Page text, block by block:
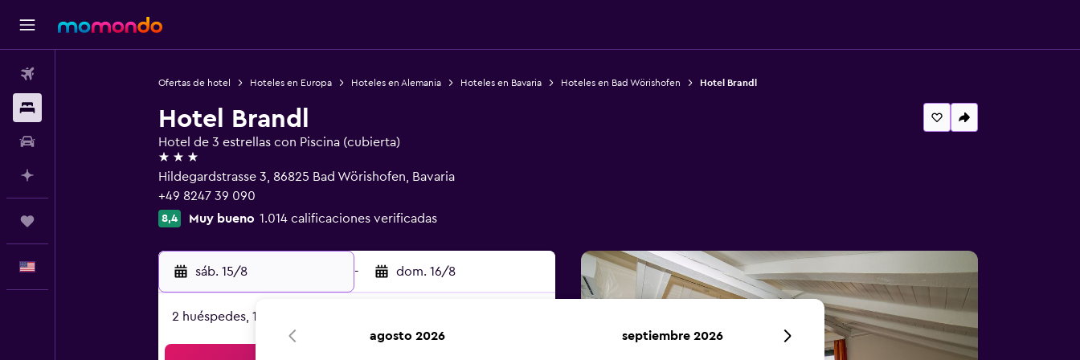
Ofertas de hotel Hoteles en Europa Hoteles en Alemania Hoteles en Bavaria Hoteles en Bad Wörishofen Hotel Brandl
Hotel Brandl
Hotel de 3 estrellas con Piscina (cubierta)
3 estrellas
Hildegardstrasse 3, 86825 Bad Wörishofen, Bavaria
+49 8247 39 090
8,4 Muy bueno 1.014 calificaciones verificadas
sáb. 15/8 - dom. 16/8
2 huéspedes, 1 habitación
agosto 2026 septiembre 2026